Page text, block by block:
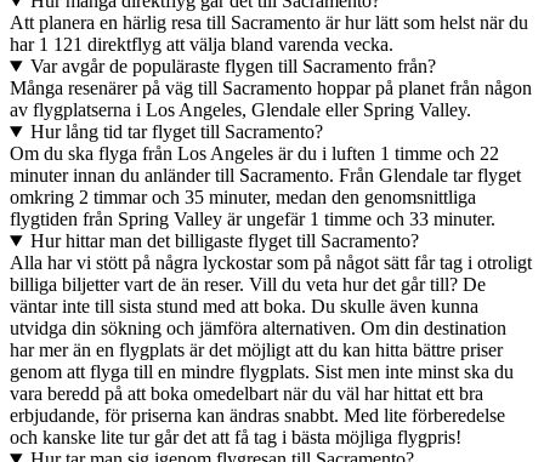
Att planera en härlig resa till Sacramento är hur lätt som helst när du
har 1 121 direktflyg att välja bland varenda vecka.
Var avgår de populäraste flygen till Sacramento från?
Många resenärer på väg till Sacramento hoppar på planet från någon
av flygplatserna i Los Angeles, Glendale eller Spring Valley.
Hur lång tid tar flyget till Sacramento?
Om du ska flyga från Los Angeles är du i luften 1 timme och 22
minuter innan du anländer till Sacramento. Från Glendale tar flyget
omkring 2 timmar och 35 minuter, medan den genomsnittliga
flygtiden från Spring Valley är ungefär 1 timme och 33 minuter.
Hur hittar man det billigaste flyget till Sacramento?
Alla har vi stött på några lyckostar som på något sätt får tag i otroligt
billiga biljetter vart de än reser. Vill du veta hur det går till? De
väntar inte till sista stund med att boka. Du skulle även kunna
utvidga din sökning och jämföra alternativen. Om din destination
har mer än en flygplats är det möjligt att du kan hitta bättre priser
genom att flyga till en mindre flygplats. Sist men inte minst ska du
vara beredd på att boka omedelbart när du väl har hittat ett bra
erbjudande, för priserna kan ändras snabbt. Med lite förberedelse
och kanske lite tur går det att få tag i bästa möjliga flygpris!